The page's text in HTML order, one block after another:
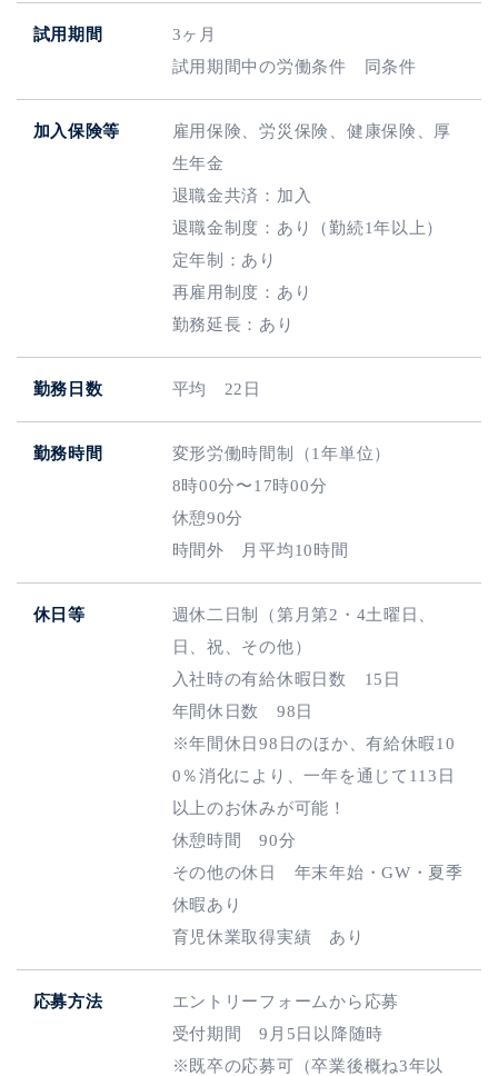
試用期間
3ヶ月
試用期間中の労働条件 同条件
加入保険等
雇用保険、労災保険、健康保険、厚
生年金
退職金共済：加入
退職金制度：あり（勤続1年以上）
定年制：あり
再雇用制度：あり
勤務延長：あり
勤務日数 平均 22日
勤務時間
変形労働時間制（1年単位）
8時00分〜17時00分
休憩90分
時間外 月平均10時間
休日等
週休二日制（第月第2・4土曜日、
日、祝、その他）
入社時の有給休暇日数 15日
年間休日数 98日
※年間休日98日のほか、有給休暇10
0％消化により、一年を通じて113日
以上のお休みが可能！
休憩時間 90分
その他の休日 年末年始・GW・夏季
休暇あり
育児休業取得実績 あり
応募方法 エントリーフォーム から応募
受付期間 9月5日以降随時
※既卒の応募可（卒業後概ね3年以